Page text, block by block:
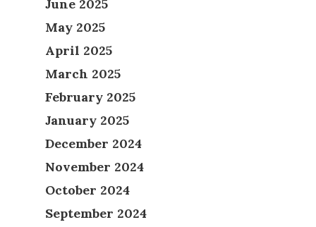
June 2025
May 2025
April 2025
March 2025
February 2025
January 2025
December 2024
November 2024
October 2024
September 2024